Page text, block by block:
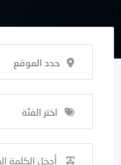
حدد الموقع
اختر الفئة